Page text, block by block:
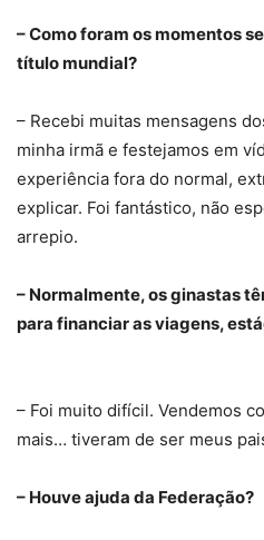
– Como foram os momentos
título mundial?
– Recebi muitas mensagens
minha irmã e festejamos em
experiência fora do normal,
explicar. Foi fantástico, não
arrepio.
– Normalmente, os ginastas
para financiar as viagens,
– Foi muito difícil. Vendemos
mais… tiveram de ser meus
– Houve ajuda da Federação?